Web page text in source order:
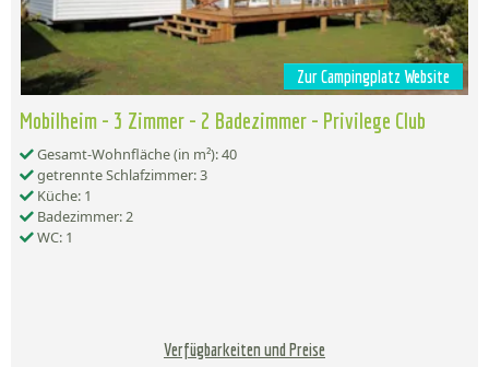
Zur Campingplatz Website
Mobilheim - 3 Zimmer - 2 Badezimmer - Privilege Club
Gesamt-Wohnfläche (in m²): 40
getrennte Schlafzimmer: 3
Küche: 1
Badezimmer: 2
WC: 1
Verfügbarkeiten und Preise